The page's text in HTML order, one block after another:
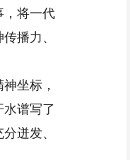
将一代
播力、
坐标，
谱写了
迸发、